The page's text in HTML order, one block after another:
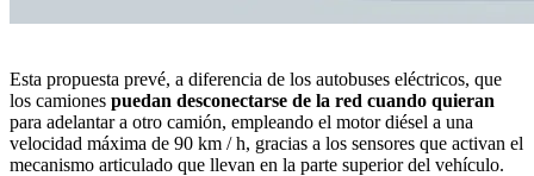
Esta propuesta prevé, a diferencia de los autobuses eléctricos, que
los camiones puedan desconectarse de la red cuando quieran
para adelantar a otro camión, empleando el motor diésel a una
velocidad máxima de 90 km / h, gracias a los sensores que activan el
mecanismo articulado que llevan en la parte superior del vehículo.